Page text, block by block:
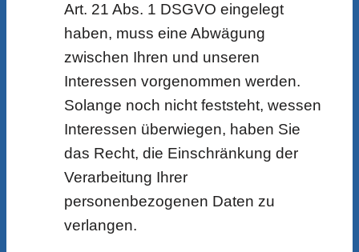
Art. 21 Abs. 1 DSGVO eingelegt
haben, muss eine Abwägung
zwischen Ihren und unseren
Interessen vorgenommen werden.
Solange noch nicht feststeht, wessen
Interessen überwiegen, haben Sie
das Recht, die Einschränkung der
Verarbeitung Ihrer
personenbezogenen Daten zu
verlangen.